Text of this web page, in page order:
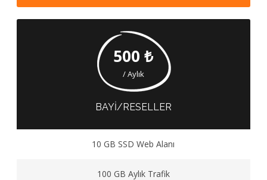
500 ₺
/ Aylık
BAYİ/RESELLER
10 GB SSD Web Alanı
100 GB Aylık Trafik